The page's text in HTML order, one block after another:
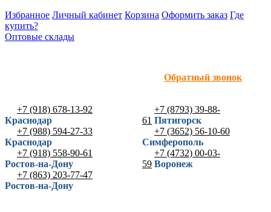
Избранное Личный кабинет Корзина Оформить заказ Где
купить?
Оптовые склады
Обратный звонок
+7 (918) 678-13-92
Краснодар
+7 (988) 594-27-33
Краснодар
+7 (918) 558-90-61
Ростов-на-Дону
+7 (863) 203-77-47
Ростов-на-Дону
+7 (8793) 39-88-
61 Пятигорск
+7 (3652) 56-10-60
Симферополь
+7 (4732) 00-03-
59 Воронеж